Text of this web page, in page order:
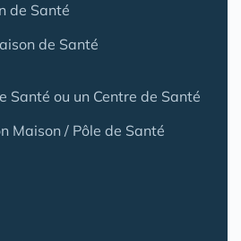
de Santé
de Santé
Santé ou un Centre de Santé
Maison / Pôle de Santé